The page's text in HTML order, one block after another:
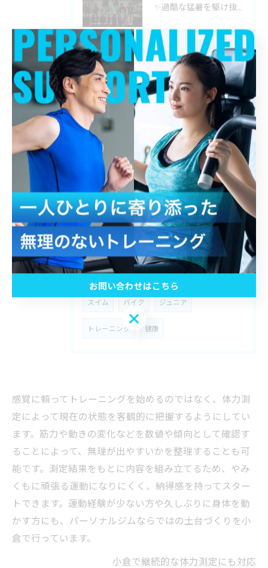
2026/07/25
2026年 門司港レトロスイム＆ランに参戦✨
2026/07/08
【ピン•クリーン】
タグ Tags
小倉 パーソナルジム 睡眠
運動 グループレッスン ボディメイク
スイム バイク ジュニア
トレーニング 健康
感覚に頼ってトレーニングを始めるのではなく、体力測
定によって現在の状態を客観的に把握するようにしてい
ます。筋力や動きの変化などを数値や傾向として確認す
ることによって、無理が出やすいかを整理することも可
能です。測定結果をもとに内容を組み立てるため、やみ
くもに頑張る運動になりにくく、納得感を持ってスター
トできます。運動経験が少ない方や久しぶりに身体を動
かす方にも、パーソナルジムならではの土台づくりを小
倉で行っています。
小倉で継続的な体力測定にも対応
お問い合わせはこちら
お問い合わせはこちら